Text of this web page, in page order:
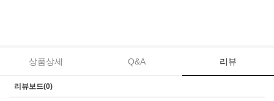
상품상세 Q&A 리뷰
리뷰보드(0)